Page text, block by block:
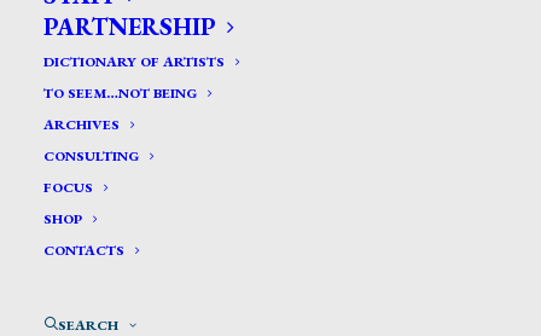
PARTNERSHIP
DICTIONARY OF ARTISTS
TO SEEM…NOT BEING
ARCHIVES
CONSULTING
FOCUS
SHOP
CONTACTS
SEARCH
Alberti Achille